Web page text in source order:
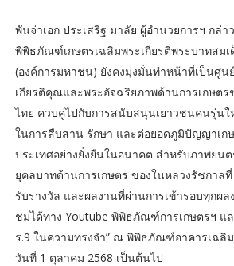
พันจ่าเอก ประเสริฐ มาลัย ผู้อำนวยการฯ กล่
พิพิธภัณฑ์เกษตรเฉลิมพระเกียรติพระบาทสมเ
(องค์การมหาชน) ยังคงมุ่งมั่นทำหน้าที่เป็นศูน
เกียรติคุณและพระอัจฉริยภาพด้านการเกษตร
ไทย ควบคู่ไปกับการสนับสนุนเยาวชนคนรุ่น
ในการสืบสาน รักษา และต่อยอดภูมิปัญญาเก
ประเทศอย่างยั่งยืนในอนาคต สำหรับภาพยน
ยุคลบาทด้านการเกษตร ของในหลวงรัชกาล
รับรางวัล และผลงานที่ผ่านการเข้ารอบทุกผ
ชมได้ทาง Youtube พิพิธภัณฑ์การเกษตรฯ แ
ร.9 ในความทรงจำ” ณ พิพิธภัณฑ์อาคารเฉลิ
วันที่ 1 ตุลาคม 2568 เป็นต้นไป